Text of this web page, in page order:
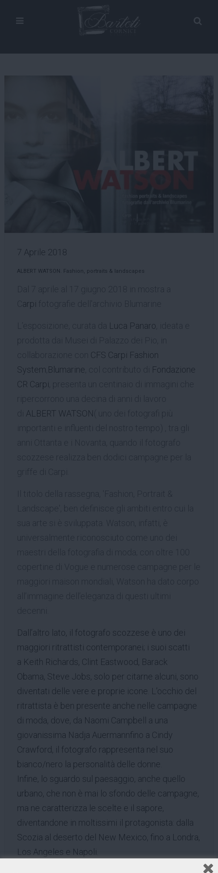
7 Aprile 2018
ALBERT WATSON. Fashion, portraits & landscapes
arpi
Luca Panaro
CFS Carpi Fashion
System Blumarine
Fondazione
CR Carpi
ALBERT WATSON
Dall’altro lato, il fotografo scozzese è uno dei
maggiori ritrattisti contemporanei; i suoi scatti
a Keith Richards, Clint Eastwood, Barack
Obama, Steve Jobs, solo per citarne alcuni, sono
diventati delle vere e proprie icone. L’occhio del
ritrattista è ben presente anche nelle campagne
di moda, dove, da Naomi Campbell a una
giovanissima Nadja Auermannfino a Cindy
Crawford, il fotografo rappresenta nel suo
bianco/nero la personalità delle donne.
Infine, lo sguardo sul paesaggio, anche quello
urbano, che non è mai lo sfondo delle campagne,
ma ne caratterizza le scelte e il sapore,
diventandone in moltissimi il protagonista: dalla
Scozia al deserto del New Mexico, fino a Londra,
Los Angeles e Napoli.